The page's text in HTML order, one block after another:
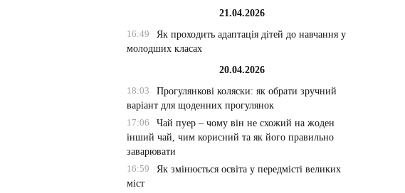
21.04.2026
16:49
Як проходить адаптація дітей до навчання у
молодших класах
20.04.2026
18:03
Прогулянкові коляски: як обрати зручний
варіант для щоденних прогулянок
17:06
Чай пуер – чому він не схожий на жоден
інший чай, чим корисний та як його правильно
заварювати
16:59
Як змінюється освіта у передмісті великих
міст